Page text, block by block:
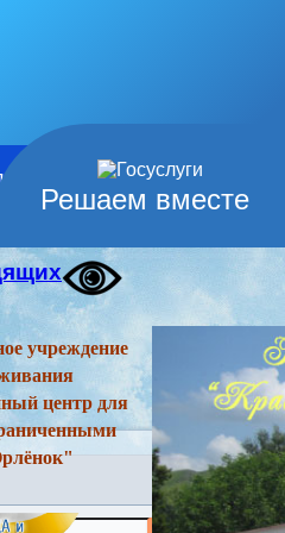
Решаем вместе
учреждение
центр для